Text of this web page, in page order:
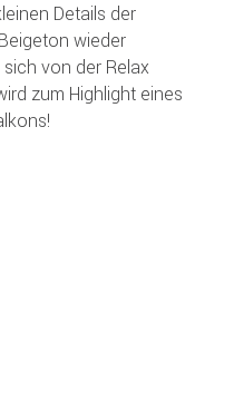
Details der
wieder
von der Relax
zum Highlight eines